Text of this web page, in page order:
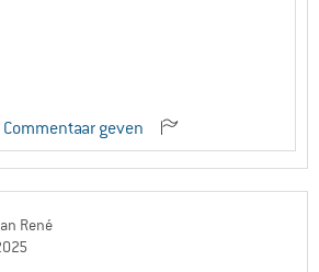
Commentaar geven
René